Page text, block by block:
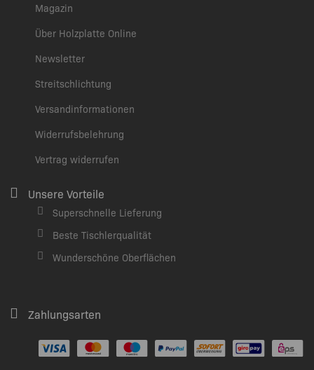
Magazin
Über Holzplatte Online
Newsletter
Streitschlichtung
Versandinformationen
Widerrufsbelehrung
Vertrag widerrufen
Unsere Vorteile
Superschnelle Lieferung
Beste Tischlerqualität
Wunderschöne Oberflächen
Zahlungsarten